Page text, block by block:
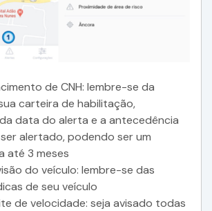
de CNH: lembre-se da
carteira de habilitação,
data do alerta e a antecedência
alertado, podendo ser um
até 3 meses
do veículo: lembre-se das
de seu veículo
de velocidade: seja avisado todas